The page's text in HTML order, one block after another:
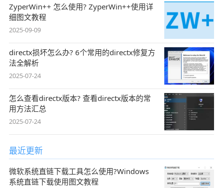
ZyperWin++ 怎么使用? ZyperWin++使用详
细图文教程
2025-09-09
directx损坏怎么办? 6个常用的directx修复方
法全解析
2025-07-24
怎么查看directx版本? 查看directx版本的常
用方法汇总
2025-07-24
最近更新
微软系统直链下载工具怎么使用?Windows
系统直链下载使用图文教程